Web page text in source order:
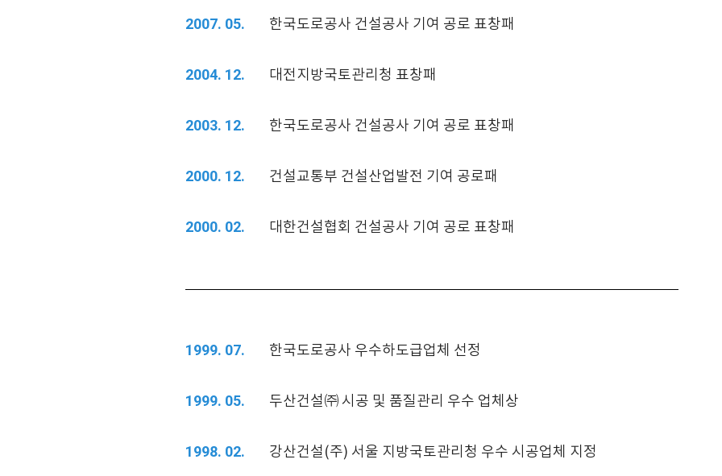
2007. 05. 한국도로공사 건설공사 기여 공로 표창패
2004. 12. 대전지방국토관리청 표창패
2003. 12. 한국도로공사 건설공사 기여 공로 표창패
2000. 12. 건설교통부 건설산업발전 기여 공로패
2000. 02. 대한건설협회 건설공사 기여 공로 표창패
1999. 07. 한국도로공사 우수하도급업체 선정
1999. 05. 두산건설㈜ 시공 및 품질관리 우수 업체상
1998. 02. 강산건설(주) 서울 지방국토관리청 우수 시공업체 지정